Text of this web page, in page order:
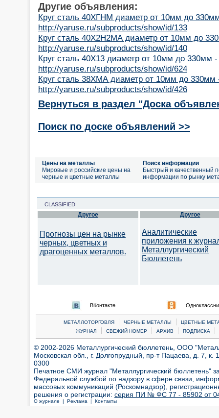
Другие объявления:
Круг сталь 40ХГНМ диаметр от 10мм до
http://yaruse.ru/subproducts/show/id/133
Круг сталь 40Х2Н2МА диаметр от 10мм до
http://yaruse.ru/subproducts/show/id/140
Круг сталь 40Х13 диаметр от 10мм до 330мм -
http://yaruse.ru/subproducts/show/id/624
Круг сталь 38ХМА диаметр от 10мм до 330мм
http://yaruse.ru/subproducts/show/id/426
Вернуться в раздел "Доска
Поиск по доске объявлений >>
Цены на металлы
Мировые и российские цены на
черные и цветные металлы
Поиск информации
Быстрый и качественный
информации по рынку
CLASSIFIED
Другое
Прогнозы цен на рынке
черных, цветных и
драгоценных металлов.
Другое
Аналитические
приложения к
Металлургический
Бюллетень
ВКонтакте
МЕТАЛЛОТОРГОВЛЯ | ЧЕРНЫЕ МЕТАЛЛЫ |
ЦВЕТНЫЕ
ЖУРНАЛ
| СВЕЖИЙ НОМЕР | АРХИВ | ПОДПИСКА |
© 2002-2026 Металлургический бюллетень, ООО
Московская обл., г. Долгопрудный, пр-т Пацаева, д. 7,
0300
Печатное СМИ журнал "Металлургический бюллетень"
Федеральной службой по надзору в сфере связи,
массовых коммуникаций (Роскомнадзор),
решения о регистрации: серия ПИ № ФС 77 - 85902 от 04
О журнале | Реклама | Контакты